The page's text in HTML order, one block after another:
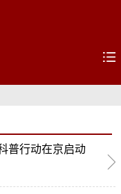
普行动在京启动